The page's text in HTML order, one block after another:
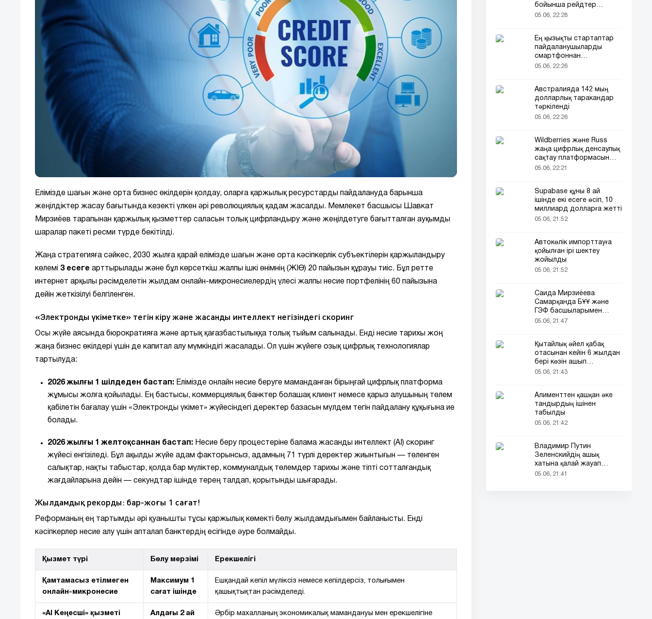
Елімізде шағын және орта бизнес өкілдерін қолдау, оларға қаржылық ресурстарды пайдалануда барынша
жеңілдіктер жасау бағытында кезекті үлкен әрі революциялық қадам жасалды. Мемлекет басшысы Шавкат
Мирзиёев тарапынан қаржылық қызметтер саласын толық цифрландыру және жеңілдетуге бағытталған ауқымды
шаралар пакеті ресми түрде бекітілді.
Жаңа стратегияға сәйкес, 2030 жылға қарай елімізде шағын және орта кәсіпкерлік субъектілерін қаржыландыру
көлемі 3 есеге арттырылады және бұл көрсеткіш жалпы ішкі өнімнің (ЖІӨ) 20 пайызын құрауы тиіс. Бұл ретте
интернет арқылы рәсімделетін жылдам онлайн-микронесиелердің үлесі жалпы несие портфелінің 60 пайызына
дейін жеткізілуі белгіленген.
«Электронды үкіметке» тегін кіру және жасанды интеллект негізіндегі скоринг
Осы жүйе аясында бюрократияға және артық қағазбастылыққа толық тыйым салынады. Енді несие тарихы жоң
жаңа бизнес өкілдері үшін де капитал алу мүмкіндігі жасалады. Ол үшін жүйеге озық цифрлық технологиялар
тартылуда:
2026 жылғы 1 шілдеден бастап: Елімізде онлайн несие беруге маманданған бірыңғай цифрлық платформа
жұмысы жолға қойылады. Ең бастысы, коммерциялық банктер болашақ клиент немесе қарыз алушының төлем
қабілетін бағалау үшін «Электронды үкімет» жүйесіндегі деректер базасын мүлдем тегін пайдалану құқығына ие
болады.
2026 жылғы 1 желтоқсаннан бастап: Несие беру процестеріне балама жасанды интеллект (AI) скоринг
жүйесі енгізіледі. Бұл ақылды жүйе адам факторынсыз, адамның 71 түрлі деректер жиынтығын — төленген
салықтар, нақты табыстар, қолда бар мүліктер, коммуналдық төлемдер тарихы және тіпті сотталғандық
жағдайларына дейін — секундтар ішінде терең талдап, қорытынды шығарады.
Жылдамдық рекорды: бар-жоғы 1 сағат!
Реформаның ең тартымды әрі қуанышты тұсы қаржылық көмекті бөлу жылдамдығымен байланысты. Енді
кәсіпкерлер несие алу үшін апталап банктердің есігінде әуре болмайды.
Қызмет түрі Бөлу мерзімі Ерекшелігі
Қамтамасыз етілмеген
онлайн-микронесие
Максимум 1
сағат ішінде
Ешқандай кепіл мүліксіз немесе кепілдерсіз, толығымен
қашықтықтан рәсімделеді.
«AI Кеңесші» қызметі
Алдағы 2 ай
Әрбір махалланың экономикалық мамандануы мен ерекшелігіне
бойынша рейдтер
басталды
05.06, 22:28
Ең қызықты стартаптар
пайдаланушыларды
смартфоннан
алшақтатқысы келеді
05.06, 22:26
Австралияда 142 мың
долларлық таракандар
тәркіленді
05.06, 22:26
Wildberries және Russ
жаңа цифрлық денсаулық
сақтау платформасын
іске қосады
05.06, 22:21
Supabase құны 8 ай
ішінде екі есеге өсіп, 10
миллиард долларға жетті
05.06, 21:52
Автокөлік импорттауға
қойылған ірі шектеу
жойылды
05.06, 21:52
Саида Мирзиёева
Самарқанда БҰҰ және
ГЭФ басшыларымен
кездесті (фото)
05.06, 21:47
Қытайлық әйел қабақ
отасынан кейін 6 жылдан
бері көзін ашып
ұйықтайды
05.06, 21:43
Алименттен қашқан әке
тандырдың ішінен
табылды
05.06, 21:42
Владимир Путин
Зеленскийдің ашық
хатына қалай жауап
берді?
05.06, 21:41